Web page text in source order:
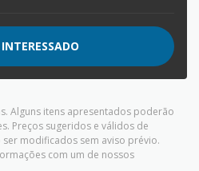
Alguns itens apresentados poderão
Preços sugeridos e válidos de
modificados sem aviso prévio.
com um de nossos